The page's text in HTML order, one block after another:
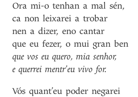
Ora mi-o tenhan a mal sén,
ca non leixarei a trobar
nen a dizer, eno cantar
que eu fezer, o mui gran ben
que vos eu quero, mia senhor,
e querrei mentr’eu vivo for.
Vós quant’eu poder negarei